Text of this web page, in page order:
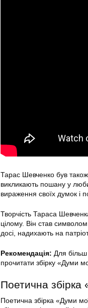
Тарас Шевченко був
викликають пошану у
вираження своїх думок і
Творчість Тараса
цілому. Він став
досі, надихають на
Рекомендація: Для
прочитати збірку «Думи
Поетична
Поетична збірка «Думи